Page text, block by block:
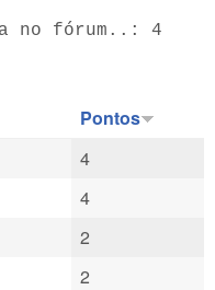
no fórum..: 4
Pontos
4
4
2
2